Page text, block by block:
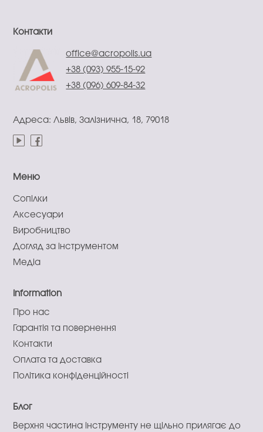
Контакти
office@acropolis.ua
+38 (093) 955-15-92
+38 (096) 609-84-32
Адреса: Львів, Залізнична, 18, 79018
Меню
Сопілки
Аксесуари
Виробництво
Догляд за інструментом
Медіа
Information
Про нас
Гарантія та повернення
Контакти
Оплата та доставка
Політика конфіденційності
Блог
Верхня частина інструменту не щільно прилягає до